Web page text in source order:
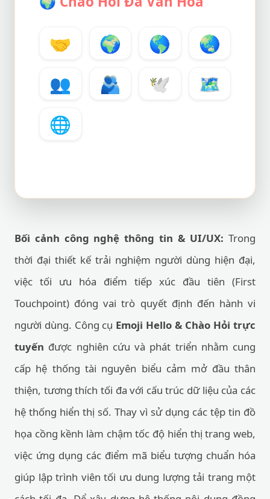
🤝 🌍 🌎
🌏
👥
🫂 🕊️
🗺️
🌐
Bối cảnh công nghệ thông tin & UI/UX: Trong
thời đại thiết kế trải nghiệm người dùng hiện đại,
việc tối ưu hóa điểm tiếp xúc đầu tiên (First
Touchpoint) đóng vai trò quyết định đến hành vi
người dùng. Công cụ Emoji Hello & Chào Hỏi trực
tuyến được nghiên cứu và phát triển nhằm cung
cấp hệ thống tài nguyên biểu cảm mở đầu thân
thiện, tương thích tối đa với cấu trúc dữ liệu của các
hệ thống hiển thị số. Thay vì sử dụng các tệp tin đồ
họa cồng kềnh làm chậm tốc độ hiển thị trang web,
việc ứng dụng các điểm mã biểu tượng chuẩn hóa
giúp lập trình viên tối ưu dung lượng tải trang một